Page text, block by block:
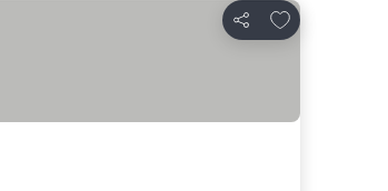
Partilhar
Adicionar aos